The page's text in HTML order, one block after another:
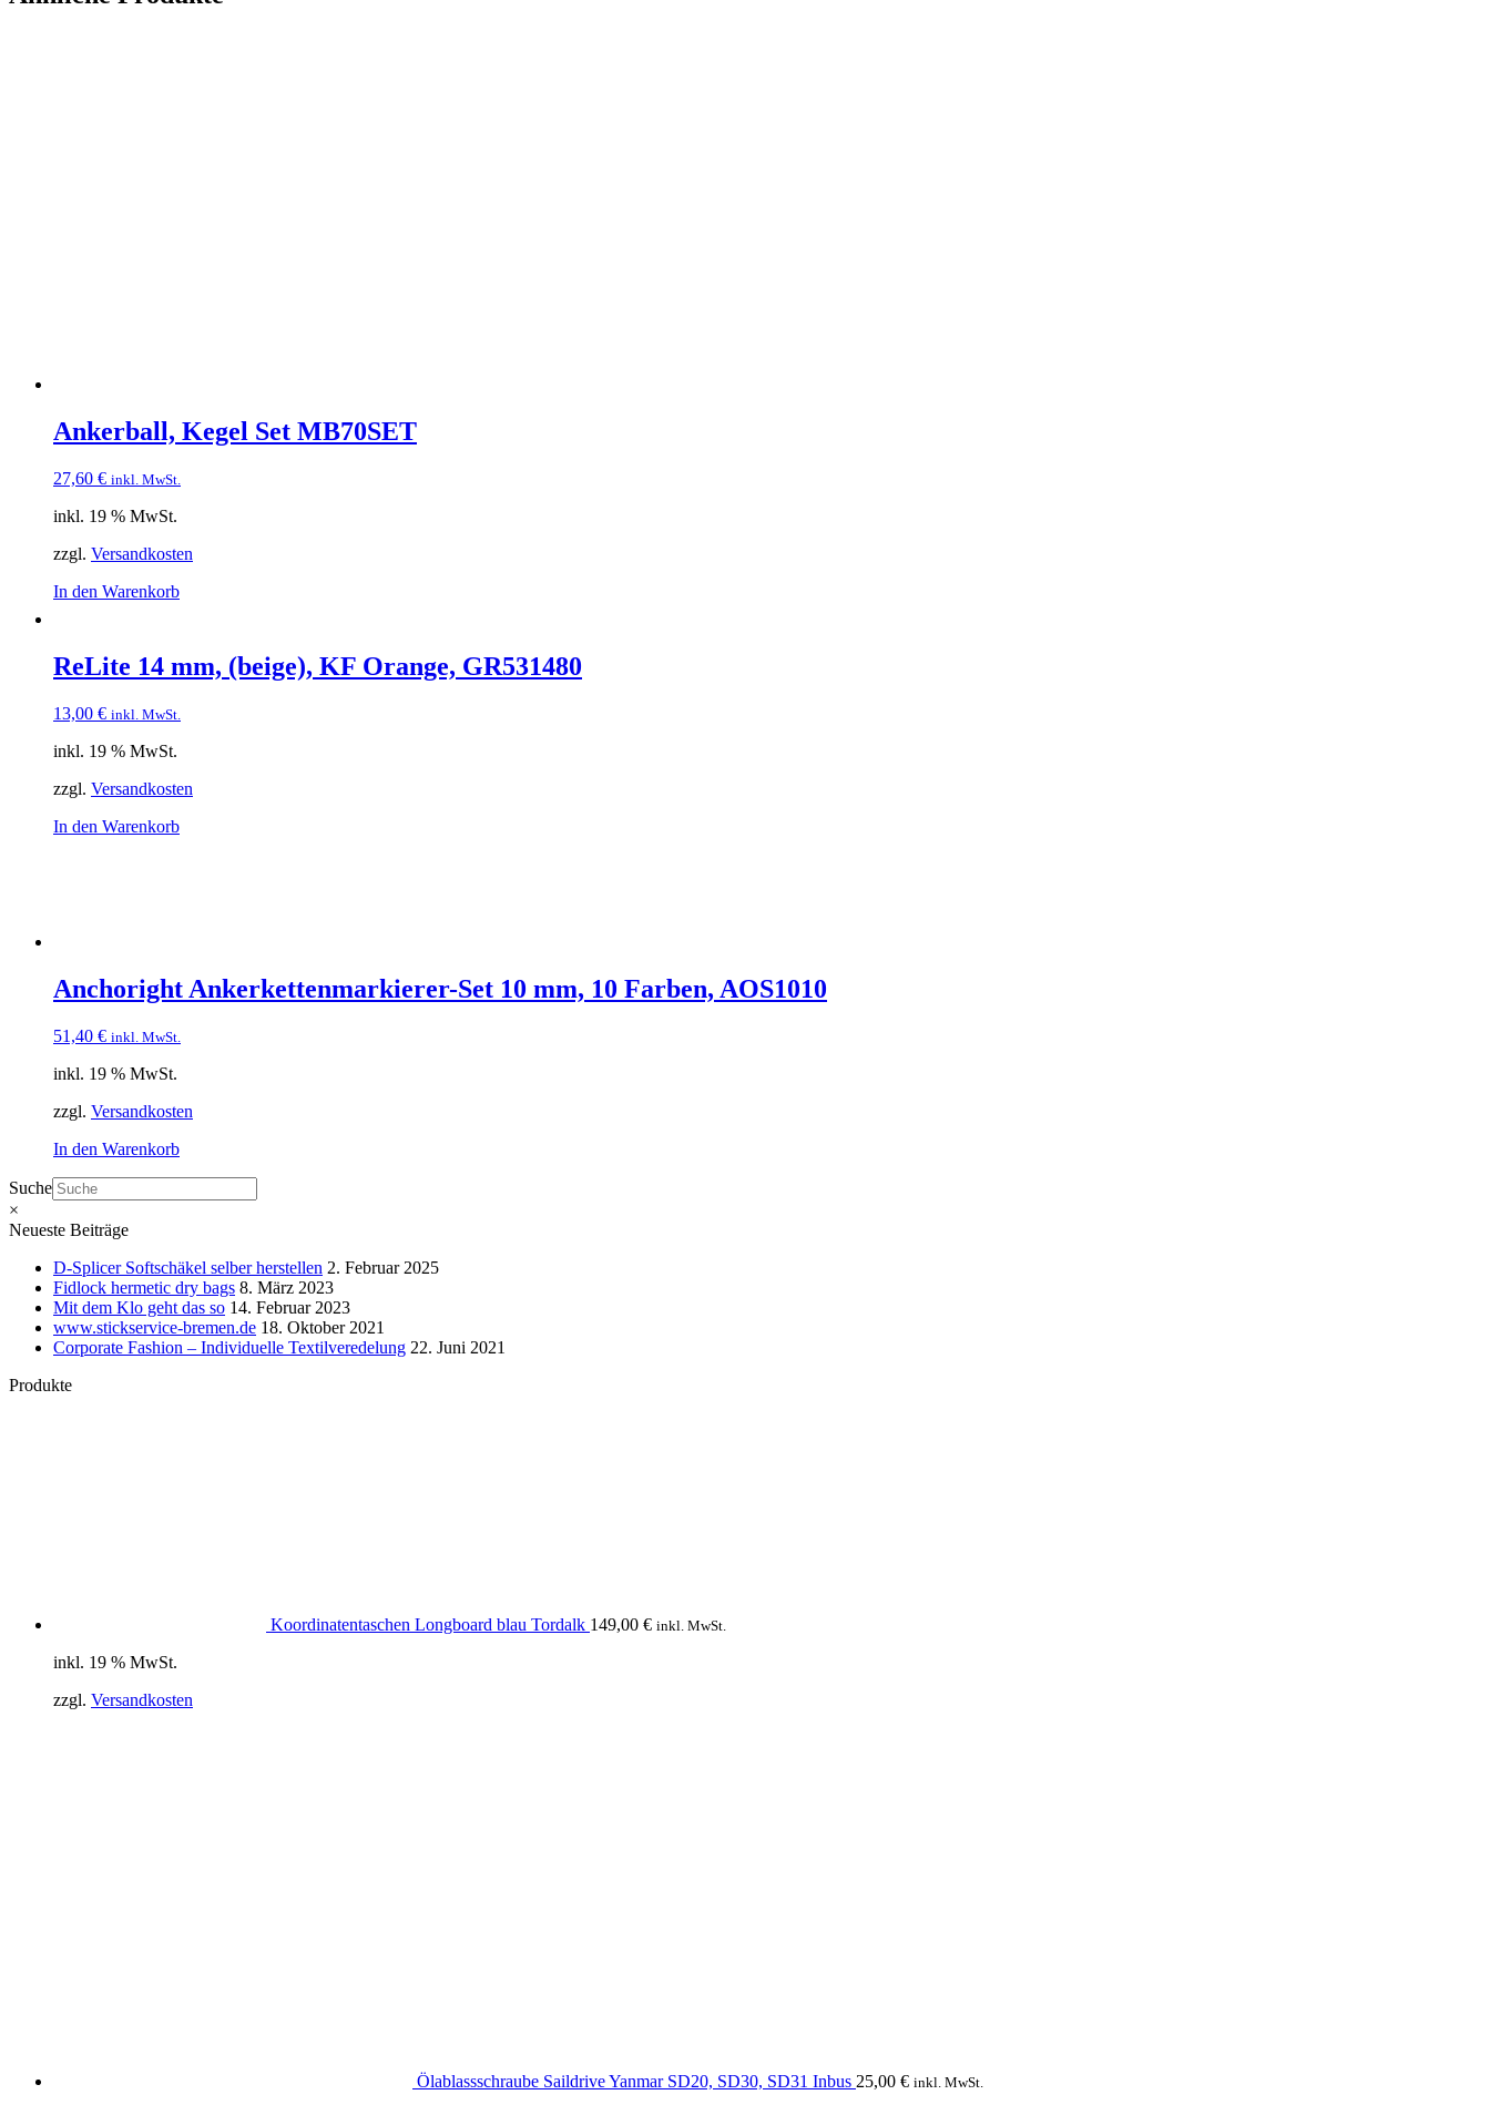
Ankerball, Kegel Set MB70SET
27,60 € inkl. MwSt.
inkl. 19 % MwSt.
zzgl. Versandkosten
In den Warenkorb
ReLite 14 mm, (beige), KF Orange, GR531480
13,00 € inkl. MwSt.
inkl. 19 % MwSt.
zzgl. Versandkosten
In den Warenkorb
Anchoright Ankerkettenmarkierer-Set 10 mm, 10 Farben, AOS1010
51,40 € inkl. MwSt.
inkl. 19 % MwSt.
zzgl. Versandkosten
In den Warenkorb
Suche
×
Neueste Beiträge
D-Splicer Softschäkel selber herstellen 2. Februar 2025
Fidlock hermetic dry bags 8. März 2023
Mit dem Klo geht das so 14. Februar 2023
www.stickservice-bremen.de 18. Oktober 2021
Corporate Fashion – Individuelle Textilveredelung 22. Juni 2021
Produkte
Koordinatentaschen Longboard blau Tordalk 149,00 € inkl. MwSt.
inkl. 19 % MwSt.
zzgl. Versandkosten
Ölablassschraube Saildrive Yanmar SD20, SD30, SD31 Inbus 25,00 € inkl. MwSt.